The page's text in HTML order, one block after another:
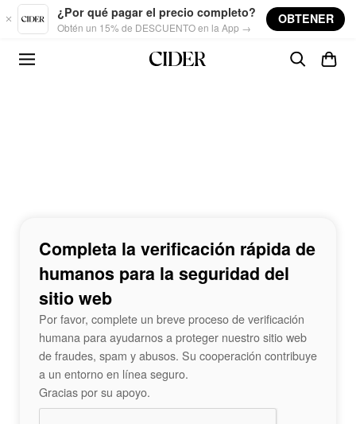
Skip to main content
¿Por qué pagar el precio completo?
Obtén un 15% de DESCUENTO en la App →
OBTENER
Completa la verificación rápida de
humanos para la seguridad del
sitio web
Por favor, complete un breve proceso de verificación
humana para ayudarnos a proteger nuestro sitio web
de fraudes, spam y abusos. Su cooperación contribuye
a un entorno en línea seguro.
Gracias por su apoyo.